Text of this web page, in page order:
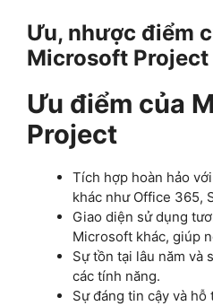
Ưu, nhược điểm
Microsoft Project
Ưu điểm của
Project
Tích hợp hoàn hảo
khác như Office 365,
Giao diện sử dụng
Microsoft khác, giúp
Sự tồn tại lâu năm và
các tính năng.
Sự đáng tin cậy và